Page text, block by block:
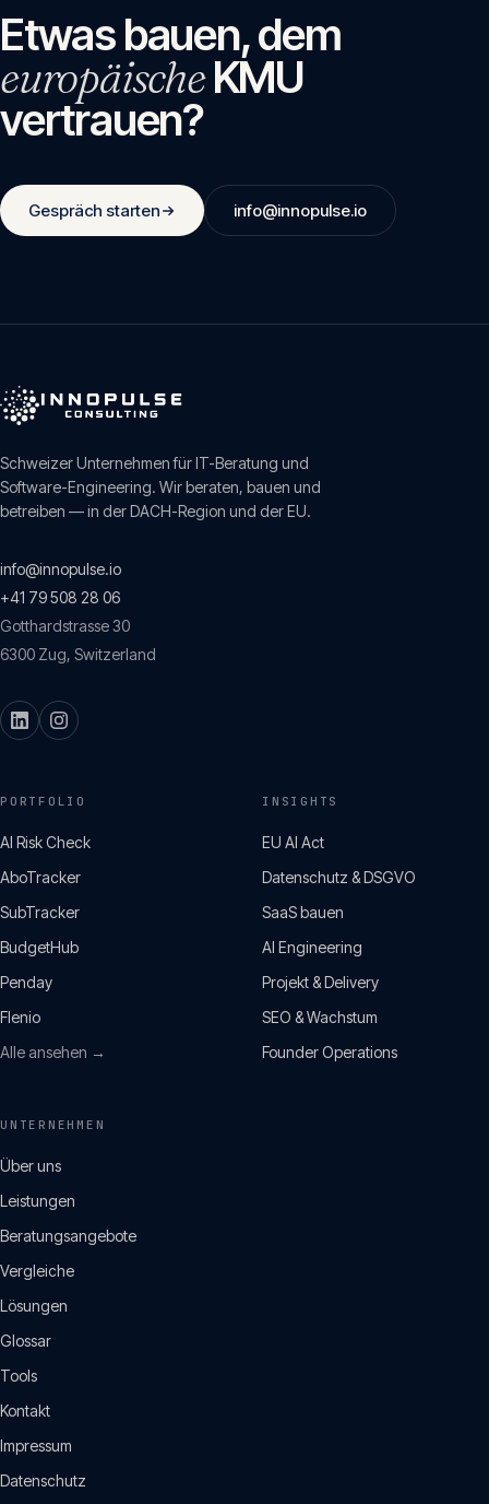
Etwas bauen, dem
europäischeKMU
vertrauen?
Gespräch starten info@innopulse.io
Schweizer Unternehmen für IT-Beratung und
Software-Engineering. Wir beraten, bauen und
betreiben — in der DACH-Region und der EU.
info@innopulse.io
+41 79 508 28 06
Gotthardstrasse 30
6300 Zug, Switzerland
PORTFOLIO
AI Risk Check
AboTracker
SubTracker
BudgetHub
Penday
Flenio
Alle ansehen →
INSIGHTS
EU AI Act
Datenschutz & DSGVO
SaaS bauen
AI Engineering
Projekt & Delivery
SEO & Wachstum
Founder Operations
UNTERNEHMEN
Über uns
Leistungen
Beratungsangebote
Vergleiche
Lösungen
Glossar
Tools
Kontakt
Impressum
Datenschutz